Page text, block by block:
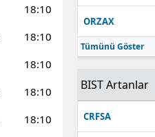
18:10
18:10
18:10
18:10
18:10
ORZAX
Tümünü Göster
BIST Artanlar
CRFSA